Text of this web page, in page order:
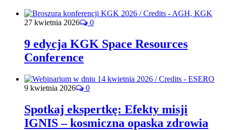
27 kwietnia 2026 0
9 edycja KGK Space Resources
Conference
9 kwietnia 2026 0
Spotkaj ekspertkę: Efekty misji
IGNIS – kosmiczna opaska zdrowia